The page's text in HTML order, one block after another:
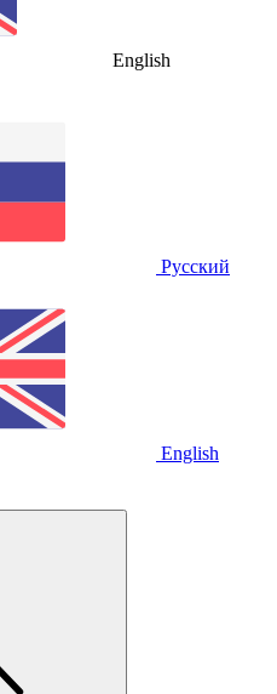
English
Русский
English